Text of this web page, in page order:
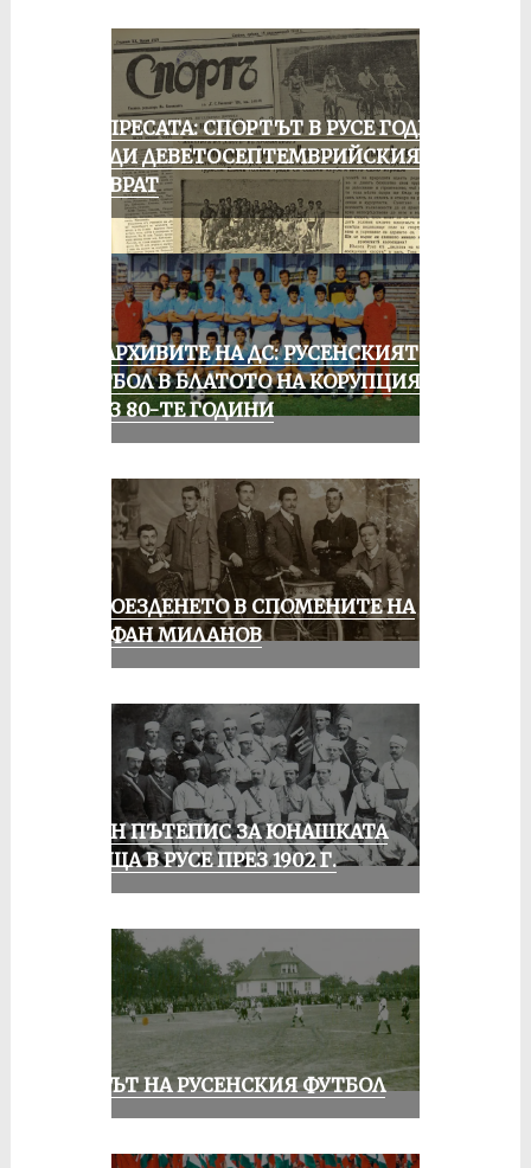
ОТ ПРЕСАТА: СПОРТЪТ В РУСЕ ГОДИНА
ПРЕДИ ДЕВЕТОСЕПТЕМВРИЙСКИЯ
ПРЕВРАТ
ИЗ АРХИВИТЕ НА ДС: РУСЕНСКИЯТ
ФУТБОЛ В БЛАТОТО НА КОРУПЦИЯТА
ПРЕЗ 80-ТЕ ГОДИНИ
КОЛОЕЗДЕНЕТО В СПОМЕНИТЕ НА
СТЕФАН МИЛАНОВ
ЕДИН ПЪТЕПИС ЗА ЮНАШКАТА
СРЕЩА В РУСЕ ПРЕЗ 1902 Г.
ВЕКЪТ НА РУСЕНСКИЯ ФУТБОЛ